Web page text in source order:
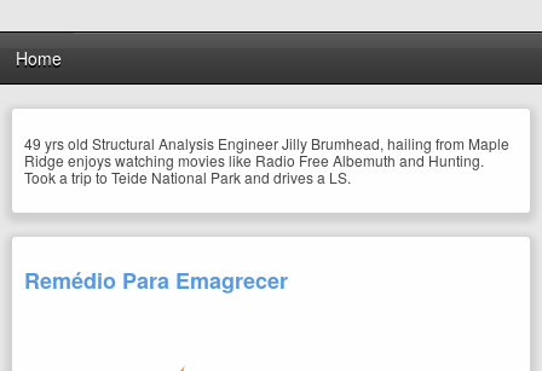
Home
49 yrs old Structural Analysis Engineer Jilly Brumhead, hailing from Maple
Ridge enjoys watching movies like Radio Free Albemuth and Hunting.
Took a trip to Teide National Park and drives a LS.
Remédio Para Emagrecer